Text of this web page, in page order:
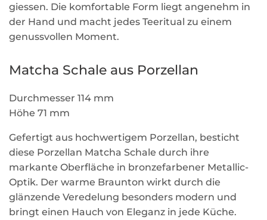
giessen. Die komfortable Form liegt angenehm in
der Hand und macht jedes Teeritual zu einem
genussvollen Moment.
Matcha Schale aus Porzellan
Durchmesser 114 mm
Höhe 71 mm
Gefertigt aus hochwertigem Porzellan, besticht
diese Porzellan Matcha Schale durch ihre
markante Oberfläche in bronzefarbener Metallic-
Optik. Der warme Braunton wirkt durch die
glänzende Veredelung besonders modern und
bringt einen Hauch von Eleganz in jede Küche.